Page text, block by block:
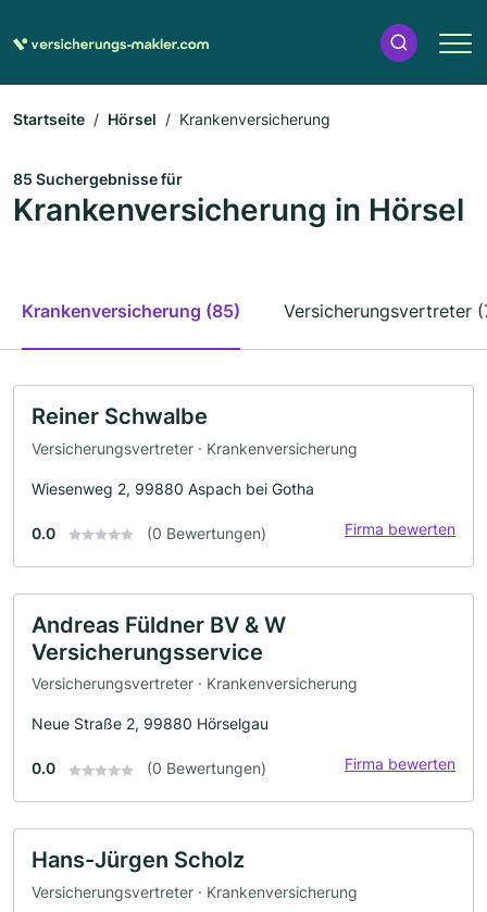
Startseite Hörsel Krankenversicherung
85 Suchergebnisse für
Krankenversicherung in Hörsel
Krankenversicherung (85) Versicherungsvertreter
Reiner Schwalbe
Versicherungsvertreter · Krankenversicherung
Wiesenweg 2, 99880 Aspach bei Gotha
0.0 (0 Bewertungen) Firma bewerten
Andreas Füldner BV & W
Versicherungsservice
Versicherungsvertreter · Krankenversicherung
Neue Straße 2, 99880 Hörselgau
0.0 (0 Bewertungen) Firma bewerten
Hans-Jürgen Scholz
Versicherungsvertreter · Krankenversicherung